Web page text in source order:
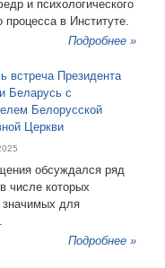
и психологического
процесса в Институте.
Подробнее »
встреча Президента
Беларусь с
Белорусской
Церкви
обсуждался ряд
числе которых
значимых для
Подробнее »